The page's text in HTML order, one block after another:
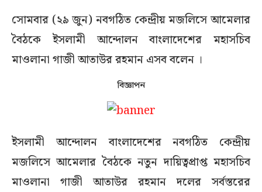
সোমবার (২৯ জুন) নবগঠিত কেন্দ্রীয় মজলিসে আমেলার
বৈঠকে ইসলামী আন্দোলন বাংলাদেশের মহাসচিব
মাওলানা গাজী আতাউর রহমান এসব বলেন ।
বিজ্ঞাপন
ইসলামী আন্দোলন বাংলাদেশের নবগঠিত কেন্দ্রীয়
মজলিসে আমেলার বৈঠকে নতুন দায়িত্বপ্রাপ্ত মহাসচিব
মাওলানা গাজী আতাউর রহমান দলের সর্বস্তরের